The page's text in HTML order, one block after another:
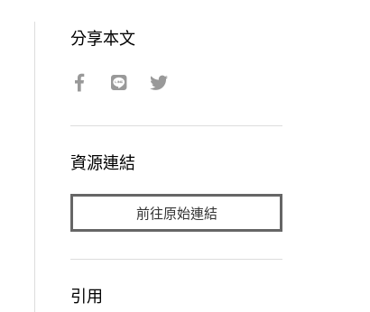
分享本文
資源連結
前往原始連結
引用